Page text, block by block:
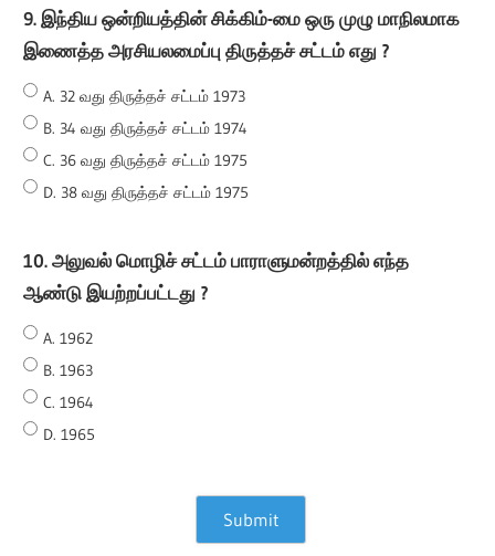
9. இந்திய ஒன்றியத்தின் சிக்கிம்-மை ஒரு முழு மாநிலமாக
இணைத்த அரசியலமைப்பு திருத்தச் சட்டம் எது ?
A. 32 வது திருத்தச் சட்டம் 1973
B. 34 வது திருத்தச் சட்டம் 1974
C. 36 வது திருத்தச் சட்டம் 1975
D. 38 வது திருத்தச் சட்டம் 1975
10. அலுவல் மொழிச் சட்டம் பாராளுமன்றத்தில் எந்த
ஆண்டு இயற்றப்பட்டது ?
A. 1962
B. 1963
C. 1964
D. 1965